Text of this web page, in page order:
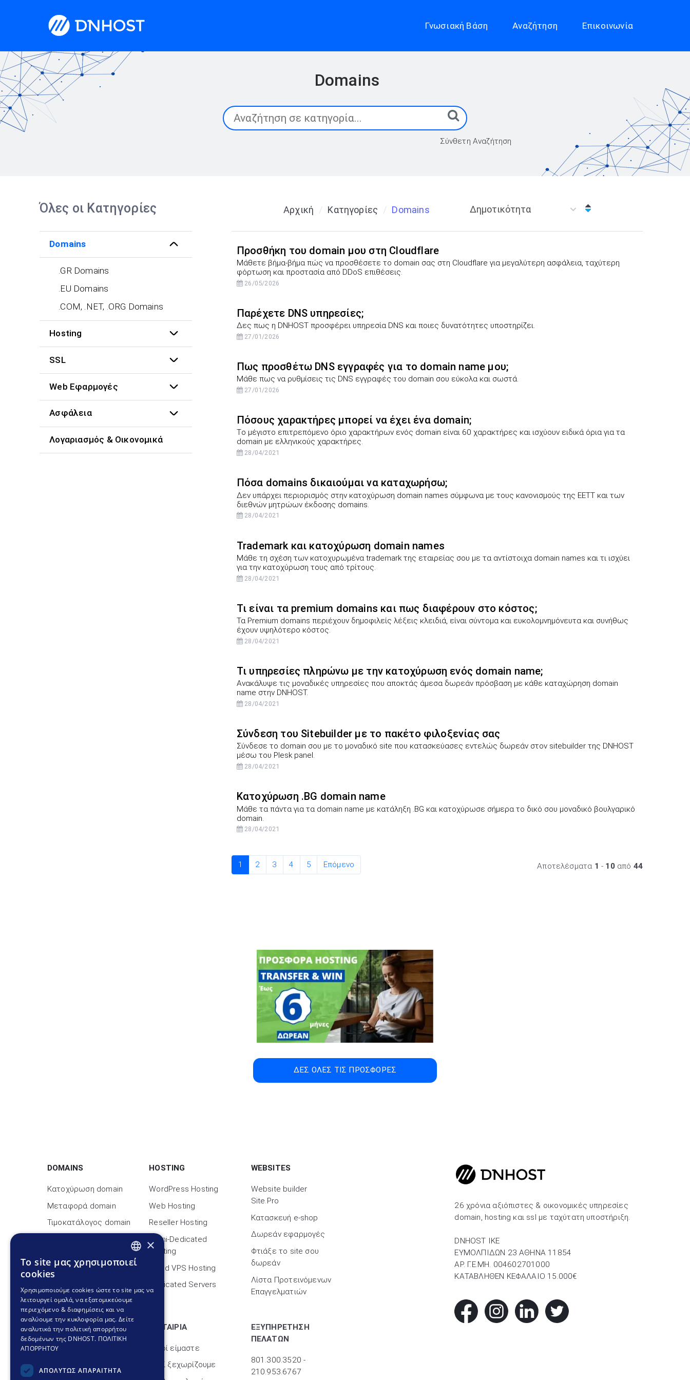
Γνωσιακή Βάση Αναζήτηση Επικοινωνία
Domains
Σύνθετη Αναζήτηση
Όλες οι Κατηγορίες
Domains
.GR Domains
.EU Domains
.COM, .NET, .ORG Domains
Hosting
SSL
Web Εφαρμογές
Ασφάλεια
Λογαριασμός & Οικονομικά
Αρχική Κατηγορίες Domains
Προσθήκη του domain μου στη Cloudflare
Μάθετε βήμα-βήμα πώς να προσθέσετε το domain σας στη Cloudflare για μεγαλύτερη ασφάλεια, ταχύτερη
φόρτωση και προστασία από DDoS επιθέσεις.
26/05/2026
Παρέχετε DNS υπηρεσίες;
Δες πως η DNHOST προσφέρει υπηρεσία DNS και ποιες δυνατότητες υποστηρίζει.
27/01/2026
Πως προσθέτω DNS εγγραφές για το domain name μου;
Μάθε πως να ρυθμίσεις τις DNS εγγραφές του domain σου εύκολα και σωστά.
27/01/2026
Πόσους χαρακτήρες μπορεί να έχει ένα domain;
Tο μέγιστο επιτρεπόμενο όριο χαρακτήρων ενός domain είναι 60 χαρακτήρες και ισχύουν ειδικά όρια για τα
domain με ελληνικούς χαρακτήρες.
28/04/2021
Πόσα domains δικαιούμαι να καταχωρήσω;
Δεν υπάρχει περιορισμός στην κατοχύρωση domain names σύμφωνα με τους κανονισμούς της ΕΕΤΤ και των
διεθνών μητρώων έκδοσης domains.
28/04/2021
Trademark και κατοχύρωση domain names
Μάθε τη σχέση των κατοχυρωμένα trademark της εταιρείας σου με τα αντίστοιχα domain names και τι ισχύει
για την κατοχύρωση τους από τρίτους.
28/04/2021
Τι είναι τα premium domains και πως διαφέρουν στο κόστος;
Τα Premium domains περιέχουν δημοφιλείς λέξεις κλειδιά, είναι σύντομα και ευκολομνημόνευτα και συνήθως
έχουν υψηλότερο κόστος.
28/04/2021
Τι υπηρεσίες πληρώνω με την κατοχύρωση ενός domain name;
Ανακάλυψε τις μοναδικές υπηρεσίες που αποκτάς άμεσα δωρεάν πρόσβαση με κάθε καταχώρηση domain
name στην DNHOST.
28/04/2021
Σύνδεση του Sitebuilder με το πακέτο φιλοξενίας σας
Σύνδεσε το domain σου με το μοναδικό site που κατασκεύασες εντελώς δωρεάν στον sitebuilder της DNHOST
μέσω του Plesk panel.
28/04/2021
Κατοχύρωση .BG domain name
Μάθε τα πάντα για τα domain name με κατάληξη .BG και κατοχύρωσε σήμερα το δικό σου μοναδικό βουλγαρικό
domain.
28/04/2021
1 2 3 4 5 Επόμενο Αποτελέσματα 1 - 10από 44
ΔΕΣ ΟΛΕΣ ΤΙΣ ΠΡΟΣΦΟΡΕΣ
DOMAINS
Κατοχύρωση domain
Μεταφορά domain
Τιμοκατάλογος domain
Νέες καταλήξεις
HOSTING
WordPress Hosting
Web Hosting
Reseller Hosting
Semi-Dedicated
Hosting
Cloud VPS Hosting
Dedicated Servers
WEBSITES
Website builder
Site.Pro
Kατασκευή e-shop
Δωρεάν εφαρμογές
Φτιάξε το site σου
δωρεάν
Λίστα Προτεινόμενων
Επαγγελματιών
SSL CERTIFICATES
Τι είναι SSL;
H ΕΤΑΙΡΙΑ
Ποιοί είμαστε
Γιατί ξεχωρίζουμε
ΕΞΥΠΗΡΕΤΗΣΗ
ΠΕΛΑΤΩΝ
801.300.3520 -
210.953.6767
26 χρόνια αξιόπιστες & οικονομικές υπηρεσίες
domain, hosting και ssl με ταχύτατη υποστήριξη.
DNHOST IKE
ΕΥΜΟΛΠΙΔΩΝ 23 ΑΘΗΝΑ 11854
AP. Γ.Ε.ΜΗ. 004602701000
ΚΑΤΑΒΛΗΘΕΝ ΚΕΦΑΛΑΙΟ 15.000€
GREEK
×
To site μας χρησιμοποιεί
cookies
Χρησιμοποιούμε cookies ώστε το site μας να
λειτουργεί ομαλά, να εξατομικεύουμε
περιεχόμενο & διαφημίσεις και να
αναλύουμε την κυκλοφορία μας. Δείτε
αναλυτικά την πολιτική απορρήτου
δεδομένων της DNHOST. ΠΟΛΙΤΙΚΗ
ΑΠΟΡΡΗΤΟΥ
ΑΠΟΛΥΤΩΣ ΑΠΑΡΑΙΤΗΤΑ